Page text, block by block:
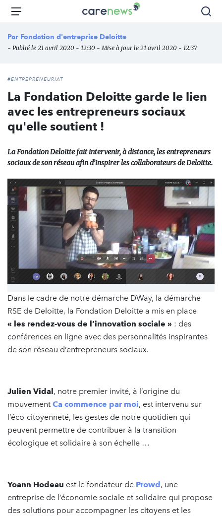
Aller
principal
Carenews,
média
des
Menu
Par Fondation d'entreprise Deloitte
- Publié le 21 avril 2020 - 12:30 - Mise à jour le 21 avril 2020 - 12:37
#ENTREPRENEURIAT
La Fondation Deloitte garde le lien
avec les entrepreneurs sociaux
qu'elle soutient !
La Fondation Deloitte fait intervenir, à distance, les entrepreneurs
sociaux de son réseau afin d’inspirer les collaborateurs de Deloitte.
Dans le cadre de notre démarche DWay, la démarche
RSE de Deloitte, la Fondation Deloitte a mis en place
« les rendez-vous de l’innovation sociale » : des
conférences en ligne avec des personnalités inspirantes
de son réseau d’entrepreneurs sociaux.
Julien Vidal , notre premier invité, à l’origine du
mouvement Ca commence par moi, est intervenu sur
l’éco-citoyenneté, les gestes de notre quotidien qui
peuvent permettre de contribuer à la transition
écologique et solidaire à son échelle …
Yoann Hodeau est le fondateur de Prowd , une
entreprise de l’économie sociale et solidaire qui propose
des solutions pour accompagner les citoyens et les